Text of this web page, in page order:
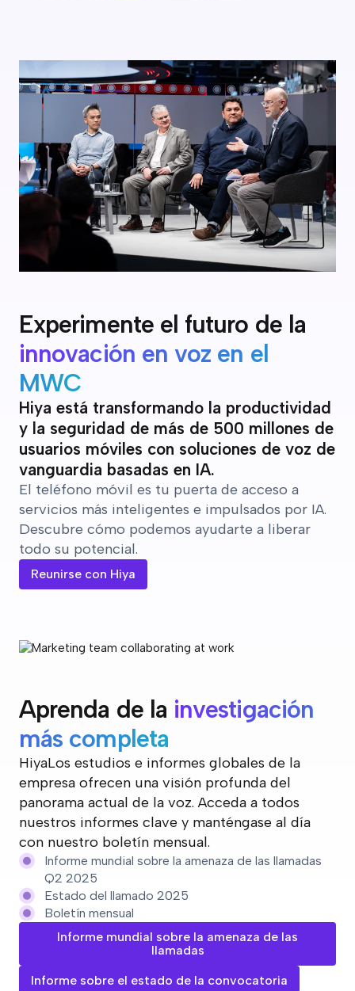
Experimente el futuro de la
innovación en voz en el
MWC
Hiya está transformando la productividad
y la seguridad de más de 500 millones de
usuarios móviles con soluciones de voz de
vanguardia basadas en IA.
El teléfono móvil es tu puerta de acceso a
servicios más inteligentes e impulsados por IA.
Descubre cómo podemos ayudarte a liberar
todo su potencial.
Reunirse con Hiya
Aprenda de la investigación
más completa
HiyaLos estudios e informes globales de la
empresa ofrecen una visión profunda del
panorama actual de la voz. Acceda a todos
nuestros informes clave y manténgase al día
con nuestro boletín mensual.
Informe mundial sobre la amenaza de las llamadas
Q2 2025
Estado del llamado 2025
Boletín mensual
Informe mundial sobre la amenaza de las
llamadas
Informe sobre el estado de la convocatoria